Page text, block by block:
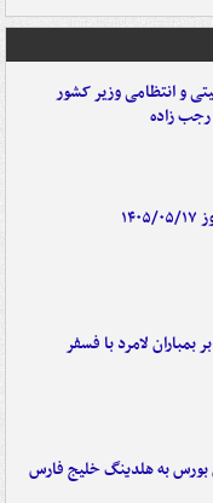
و انتظامی وزیر کشور
زاده
لامرد با فسفر